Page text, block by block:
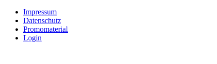
Impressum
Datenschutz
Promomaterial
Login